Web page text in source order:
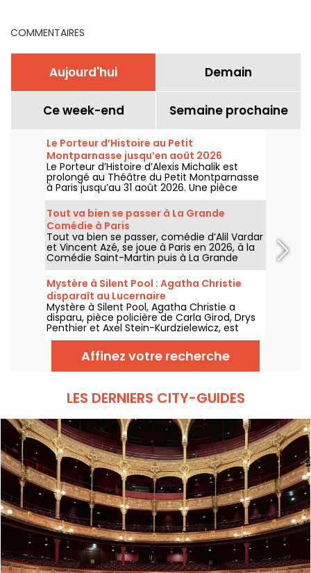
COMMENTAIRES
Aujourd'hui Demain
Ce week-end Semaine prochaine
Le Porteur d’Histoire au Petit
Montparnasse jusqu’en août 2026
Le Porteur d’Histoire d’Alexis Michalik est
prolongé au Théâtre du Petit Montparnasse
à Paris jusqu’au 31 août 2026. Une pièce
d’aventure entre mystère, récit historique et
chasse au trésor littéraire.
Tout va bien se passer à La Grande
Comédie à Paris
Tout va bien se passer, comédie d’Alil Vardar
et Vincent Azé, se joue à Paris en 2026, à la
Comédie Saint-Martin puis à La Grande
Comédie, avec une intrigue de mariage qui
dérape.
Mystère à Silent Pool : Agatha Christie
disparaît au Lucernaire
Mystère à Silent Pool, Agatha Christie a
disparu, pièce policière de Carla Girod, Drys
Penthier et Axel Stein-Kurdzielewicz, est
présentée au Lucernaire à Paris par la
Compagnie des Ballons Rouges, du 10 juin au
23 août 2026. Le spectacle revient sur la
disparition réelle d’Agatha Christie en 1926,
théâtrale.
Affinez votre recherche
LES DERNIERS CITY-GUIDES